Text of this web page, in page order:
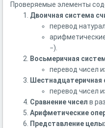
Проверяемые элементы
Двоичная система
перевод
−).
Восьмеричная
перевод чисел
Шестнадцатеричная
перевод чисел
Сравнение чисел в
Арифметические
Представление